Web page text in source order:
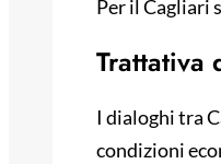
Per il Cagliari
Trattativa
I dialoghi tra
condizioni